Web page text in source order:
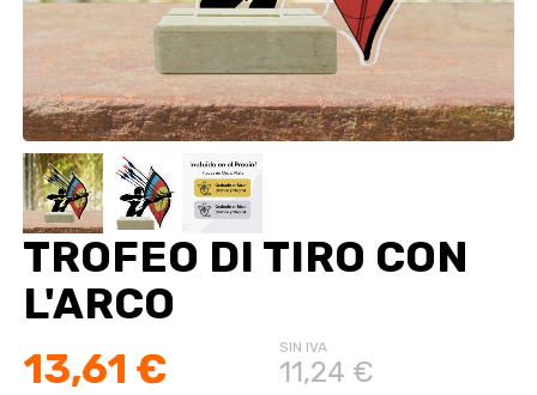
TROFEO DI TIRO CON
L'ARCO
13,61 € SIN IVA
11,24 €